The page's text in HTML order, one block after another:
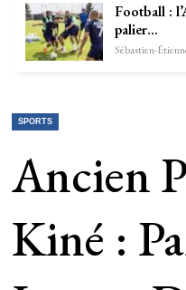
Football :
palier…
SPORTS
Ancien
Kiné :